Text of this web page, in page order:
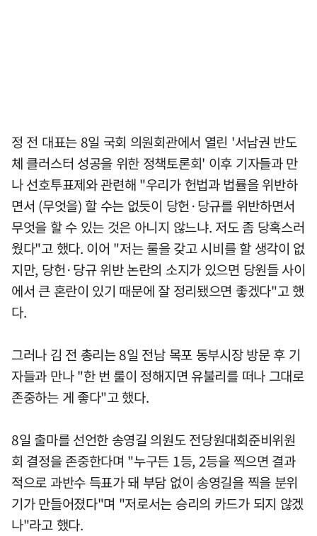
정 전 대표는 8일 국회 의원회관에서 열린 '서남권 반도
체 클러스터 성공을 위한 정책토론회' 이후 기자들과 만
나 선호투표제와 관련해 "우리가 헌법과 법률을 위반하
면서 (무엇을) 할 수는 없듯이 당헌·당규를 위반하면서
무엇을 할 수 있는 것은 아니지 않느냐. 저도 좀 당혹스러
웠다"고 했다. 이어 "저는 룰을 갖고 시비를 할 생각이 없
지만, 당헌·당규 위반 논란의 소지가 있으면 당원들 사이
에서 큰 혼란이 있기 때문에 잘 정리됐으면 좋겠다"고 했
다.
그러나 김 전 총리는 8일 전남 목포 동부시장 방문 후 기
자들과 만나 "한 번 룰이 정해지면 유불리를 떠나 그대로
존중하는 게 좋다"고 했다.
8일 출마를 선언한 송영길 의원도 전당원대회준비위원
회 결정을 존중한다며 "누구든 1등, 2등을 찍으면 결과
적으로 과반수 득표가 돼 부담 없이 송영길을 찍을 분위
기가 만들어졌다"며 "저로서는 승리의 카드가 되지 않겠
나"라고 했다.